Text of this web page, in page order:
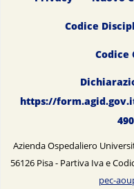
Codice
Codice
https://
Azienda Ospedaliero
56126 Pisa - Partiva Iva e
pec-